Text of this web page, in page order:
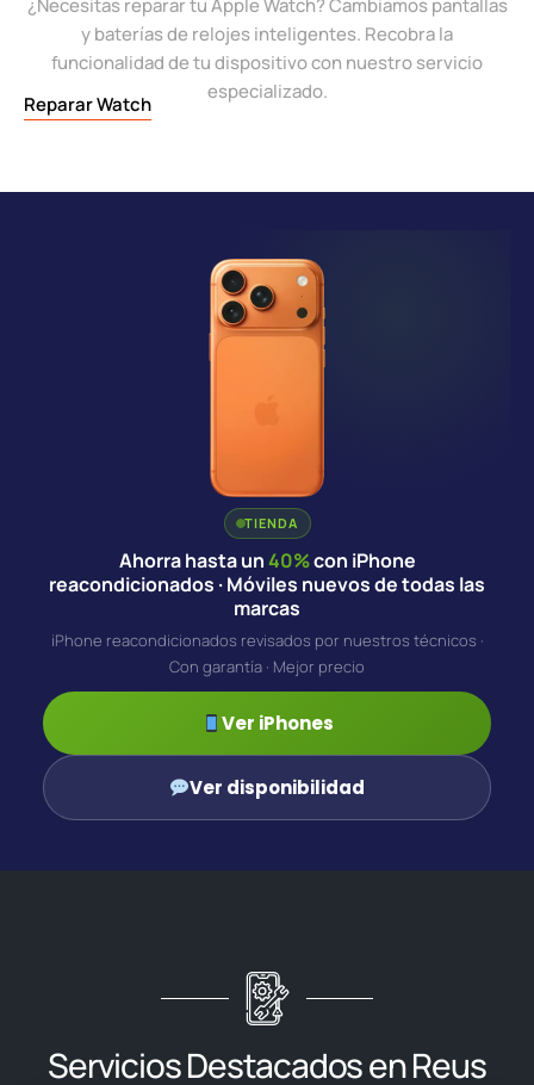
¿Necesitas reparar tu Apple Watch? Cambiamos pantallas
y baterías de relojes inteligentes. Recobra la
funcionalidad de tu dispositivo con nuestro servicio
especializado.
Reparar Watch
TIENDA
Ahorra hasta un40%con iPhone
reacondicionados · Móviles nuevos de todas las
marcas
iPhone reacondicionados revisados por nuestros técnicos ·
Con garantía · Mejor precio
Ver iPhones
Ver disponibilidad
Servicios Destacados en Reus